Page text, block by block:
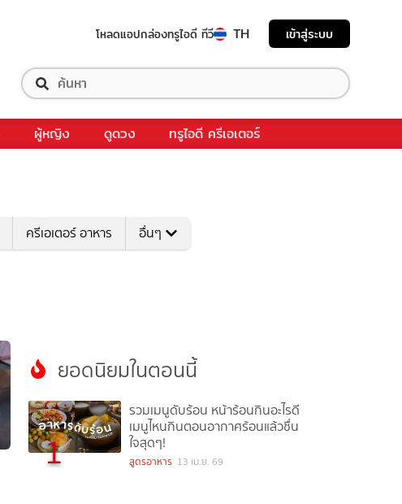
โหลดแอปกล่องทรูไอดี ทีวี TH เข้าสู่ระบบ
ผู้หญิง ดูดวง ทรูไอดี ครีเอเตอร์
ครีเอเตอร์ อาหาร อื่นๆ
ยอดนิยมในตอนนี้
1
รวมเมนูดับร้อน หน้าร้อนกินอะไรดี
เมนูไหนกินตอนอากาศร้อนแล้วชื่น
ใจสุดๆ!
สูตรอาหาร 13 เม.ย. 69